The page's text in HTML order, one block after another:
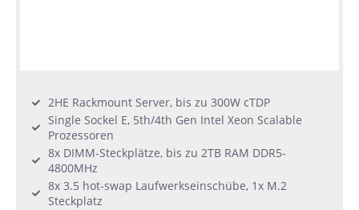
2HE Rackmount Server, bis zu 300W cTDP
Single Sockel E, 5th/4th Gen Intel Xeon Scalable
Prozessoren
8x DIMM-Steckplätze, bis zu 2TB RAM DDR5-
4800MHz
8x 3.5 hot-swap Laufwerkseinschübe, 1x M.2
Steckplatz